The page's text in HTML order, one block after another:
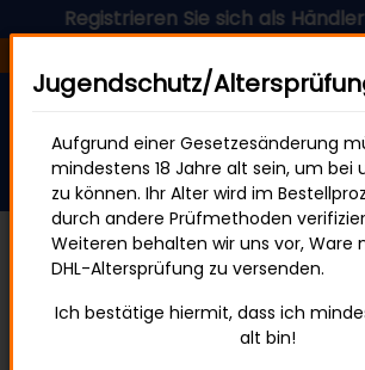
Registrieren Sie sich als Händler &
ELFBAR 800
Jugendschutz/
Aufgrund einer Gesetzesänderung
mindestens 18 Jahre alt sein, um bei
zu können. Ihr Alter wird im
durch andere Prüfmethoden
Weiteren behalten wir uns vor, Ware
DHL-Altersprüfung zu versenden.
Ich bestätige hiermit, dass ich
alt bin!